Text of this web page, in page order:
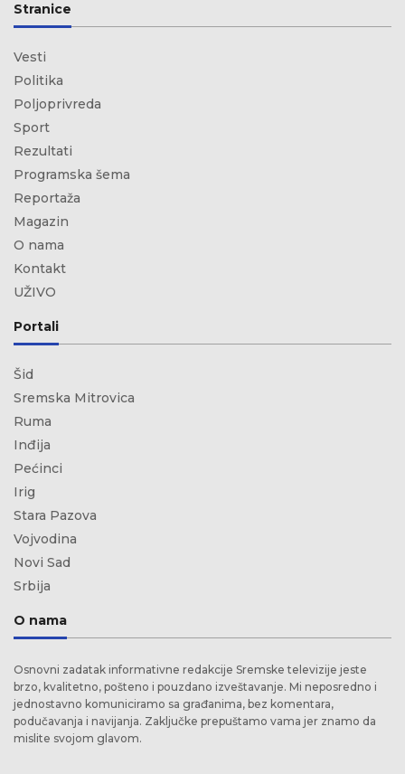
Stranice
Vesti
Politika
Poljoprivreda
Sport
Rezultati
Programska šema
Reportaža
Magazin
O nama
Kontakt
UŽIVO
Portali
Šid
Sremska Mitrovica
Ruma
Inđija
Pećinci
Irig
Stara Pazova
Vojvodina
Novi Sad
Srbija
O nama
Osnovni zadatak informativne redakcije Sremske televizije jeste
brzo, kvalitetno, pošteno i pouzdano izveštavanje. Mi neposredno i
jednostavno komuniciramo sa građanima, bez komentara,
podučavanja i navijanja. Zaključke prepuštamo vama jer znamo da
mislite svojom glavom.